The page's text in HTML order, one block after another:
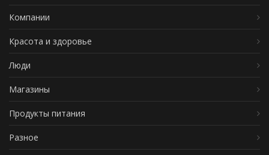
Компании
Красота и здоровье
Люди
Магазины
Продукты питания
Разное